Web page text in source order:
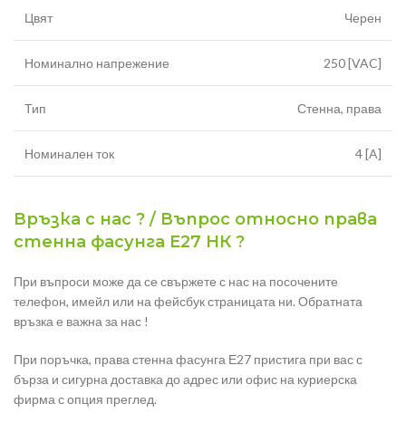
Цвят Черен
Номинално напрежение 250 [VAC]
Тип Стенна, права
Номинален ток 4 [A]
Връзка с нас ? / Въпрос относно права
стенна фасунга Е27 НК ?
При въпроси може да се свържете с нас на посочените
телефон, имейл или на фейсбук страницата ни. Обратната
връзка е важна за нас !
При поръчка, права стенна фасунга Е27 пристига при вас с
бърза и сигурна доставка до адрес или офис на куриерска
фирма с опция преглед.